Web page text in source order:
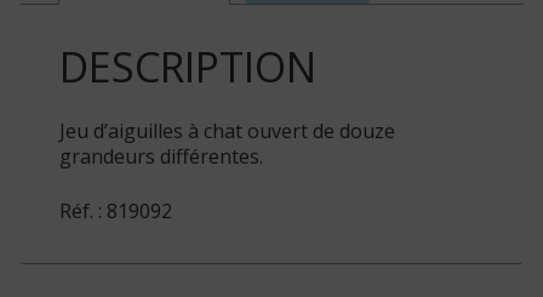
DESCRIPTION
Jeu d’aiguilles à chat ouvert de douze
grandeurs différentes.
Réf. : 819092